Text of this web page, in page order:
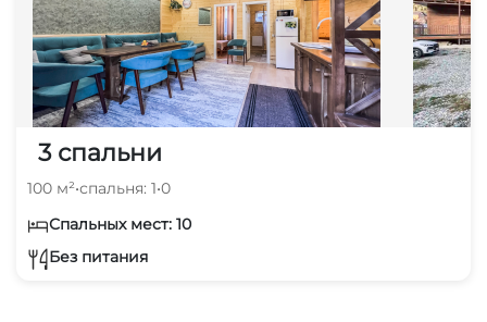
3 спальни
100 м²•спальня: 1•0
Спальных мест: 10
Без питания